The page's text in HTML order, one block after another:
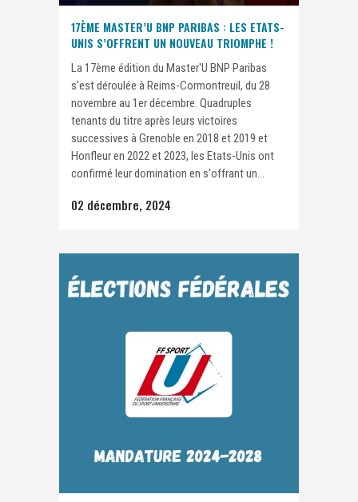
17ÈME MASTER’U BNP PARIBAS : LES ETATS-
UNIS S’OFFRENT UN NOUVEAU TRIOMPHE !
La 17ème édition du Master'U BNP Paribas
s'est déroulée à Reims-Cormontreuil, du 28
novembre au 1er décembre. Quadruples
tenants du titre après leurs victoires
successives à Grenoble en 2018 et 2019 et
Honfleur en 2022 et 2023, les Etats-Unis ont
confirmé leur domination en s'offrant un...
02 décembre, 2024